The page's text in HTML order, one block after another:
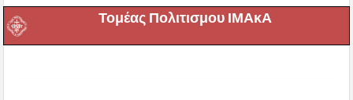
Τομέας Πολιτισμου ΙΜΑκΑ